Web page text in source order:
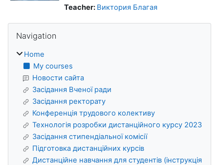
Teacher: Виктория Благая
Blocks
Navigation
Home
My courses
Новости сайта
Засідання Вченої ради
Засідання ректорату
Конференція трудового колективу
Технологія розробки дистанційного курсу 2023
Засідання стипендіальної комісії
Підготовка дистанційних курсів
Дистанційне навчання для студентів (інструкція